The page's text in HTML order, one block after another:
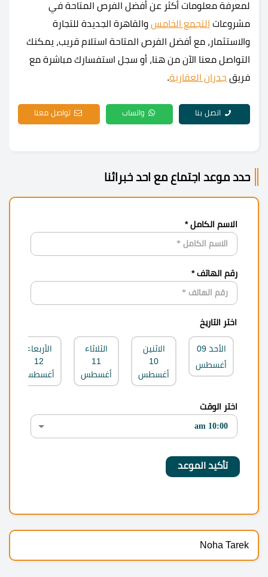
لمعرفة معلومات أكثر عن أفضل الفرص المتاحة في
مشروعات
التجمع الخامس والقاهرة الجديدة للتجارة
والاستثمار، مع أفضل الفرص المتاحة استلام قريب، يمكنك
التواصل معنا الآن من هنا، أو سجل استفسارك مباشرة مع
فريق جدران العقارية.
اتصل بنا واتساب تواصل معنا
حدد موعد اجتماع مع احد خبرائنا
الاسم الكامل *
رقم الهاتف *
اختر التاريخ
الأحد 09
أغسطس
الاثنين
10
أغسطس
الثلاثاء
11
أغسطس
الأربعاء
12
أغسطس
اختر الوقت
Noha Tarek